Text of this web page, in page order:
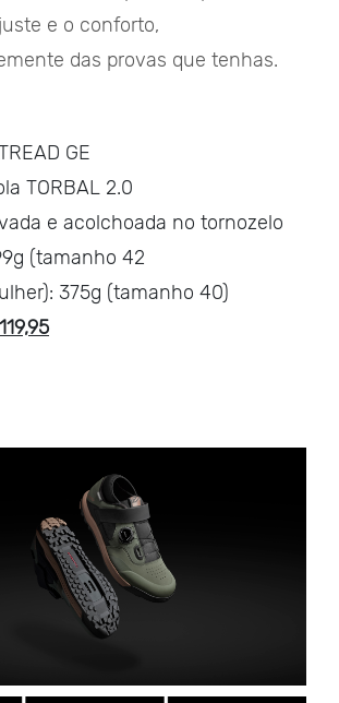
e o conforto,
das provas que tenhas.
GE
TORBAL 2.0
e acolchoada no tornozelo
(tamanho 42
375g (tamanho 40)